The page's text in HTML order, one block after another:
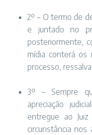
2º – O termo de
e juntado no
posteriormente,
mídia conterá
processo,
3º – Sempre
apreciação
entregue ao
circunstância nos